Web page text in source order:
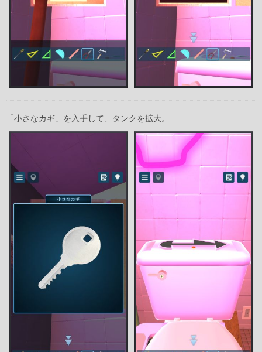
「小さなカギ」を入手して、タンクを拡大。